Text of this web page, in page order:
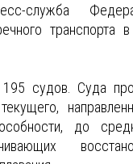
служба
транспорта
195 судов. Суда
до